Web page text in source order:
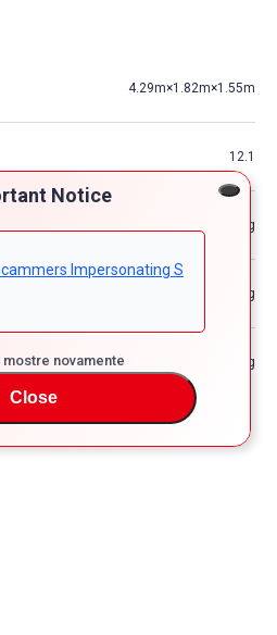
Notice
Impersonating S
mostre novamente
Close
4.29m×1.82m×1.55m
12.1
—kg
—kg
—kg